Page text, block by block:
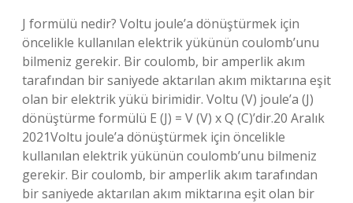
J formülü nedir? Voltu joule’a dönüştürmek için
öncelikle kullanılan elektrik yükünün coulomb’unu
bilmeniz gerekir. Bir coulomb, bir amperlik akım
tarafından bir saniyede aktarılan akım miktarına eşit
olan bir elektrik yükü birimidir. Voltu (V) joule’a (J)
dönüştürme formülü E (J) = V (V) x Q (C)’dir.20 Aralık
2021Voltu joule’a dönüştürmek için öncelikle
kullanılan elektrik yükünün coulomb’unu bilmeniz
gerekir. Bir coulomb, bir amperlik akım tarafından
bir saniyede aktarılan akım miktarına eşit olan bir